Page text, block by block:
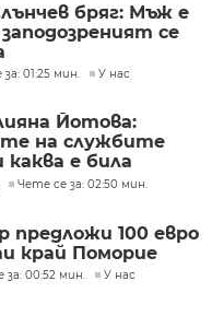
бряг: Мъж е
се
01:25 мин. У нас
Йотова:
на службите
е била
Чете се за: 02:50 мин.
предложи 100 евро
край Поморие
за: 00:52 мин. У нас